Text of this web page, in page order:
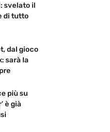
svelato il
di tutto
dal gioco
sarà la
più su
è già